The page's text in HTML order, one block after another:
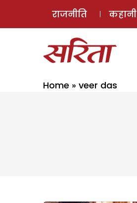
राजनीति कहानी
Home » veer das